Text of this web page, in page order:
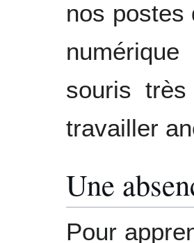
nos postes
souris
travailler
Une
Pour